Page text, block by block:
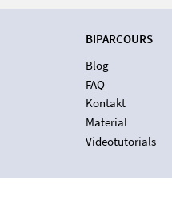
BIPARCOURS
Blog
FAQ
Kontakt
Material
Videotutorials